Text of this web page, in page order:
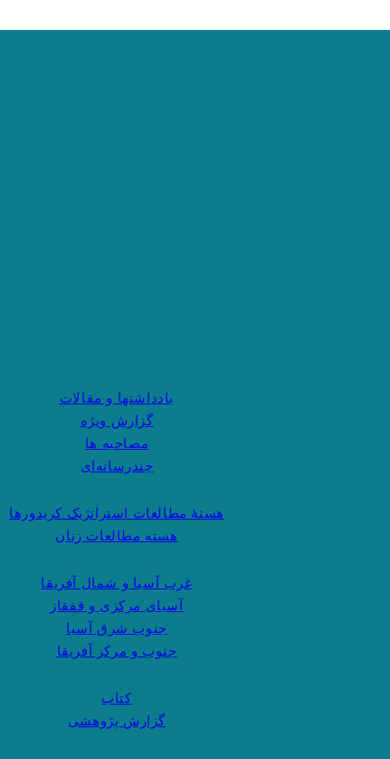
یادداشتها و مقالات
گزارش ویژه
مصاحبه ها
چندرسانه‌ای
هستهٔ مطالعات استراتژیک کریدورها
هسته مطالعات زنان
غرب آسیا و شمال آفریقا
آسیای مرکزی و قفقاز
جنوب شرق آسیا
جنوب و مرکز آفریقا
کتاب
گزارش پژوهشی